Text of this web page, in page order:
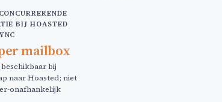
BIJ HOASTED
mailbox
bij
naar Hoasted; niet
onafhankelijk